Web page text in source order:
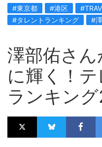
#東京都 #港区
#タレントランキング
#
澤部佑さん
に輝く！
ランキン